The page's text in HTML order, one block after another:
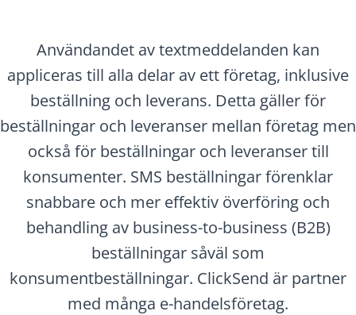
Användandet av textmeddelanden kan
appliceras till alla delar av ett företag, inklusive
beställning och leverans. Detta gäller för
beställningar och leveranser mellan företag men
också för beställningar och leveranser till
konsumenter. SMS beställningar förenklar
snabbare och mer effektiv överföring och
behandling av business-to-business (B2B)
beställningar såväl som
konsumentbeställningar. ClickSend är partner
med många e-handelsföretag.